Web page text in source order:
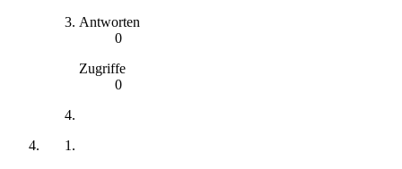
Antworten
0
Zugriffe
0